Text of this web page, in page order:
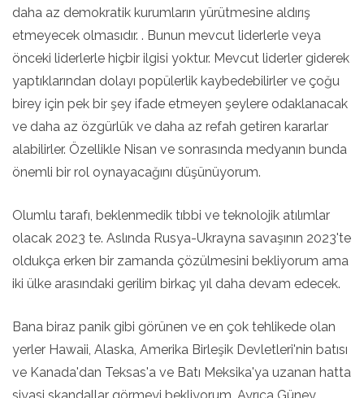
daha az demokratik kurumların yürütmesine aldırış
etmeyecek olmasıdır. . Bunun mevcut liderlerle veya
önceki liderlerle hiçbir ilgisi yoktur. Mevcut liderler giderek
yaptıklarından dolayı popülerlik kaybedebilirler ve çoğu
birey için pek bir şey ifade etmeyen şeylere odaklanacak
ve daha az özgürlük ve daha az refah getiren kararlar
alabilirler. Özellikle Nisan ve sonrasında medyanın bunda
önemli bir rol oynayacağını düşünüyorum.
Olumlu tarafı, beklenmedik tıbbi ve teknolojik atılımlar
olacak 2023 te. Aslında Rusya-Ukrayna savaşının 2023'te
oldukça erken bir zamanda çözülmesini bekliyorum ama
iki ülke arasındaki gerilim birkaç yıl daha devam edecek.
Bana biraz panik gibi görünen ve en çok tehlikede olan
yerler Hawaii, Alaska, Amerika Birleşik Devletleri'nin batısı
ve Kanada'dan Teksas'a ve Batı Meksika'ya uzanan hatta